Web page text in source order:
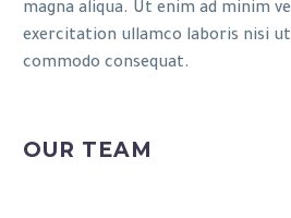
magna aliqua. Ut enim ad minim
exercitation ullamco laboris nisi ut
commodo consequat.
OUR TEAM